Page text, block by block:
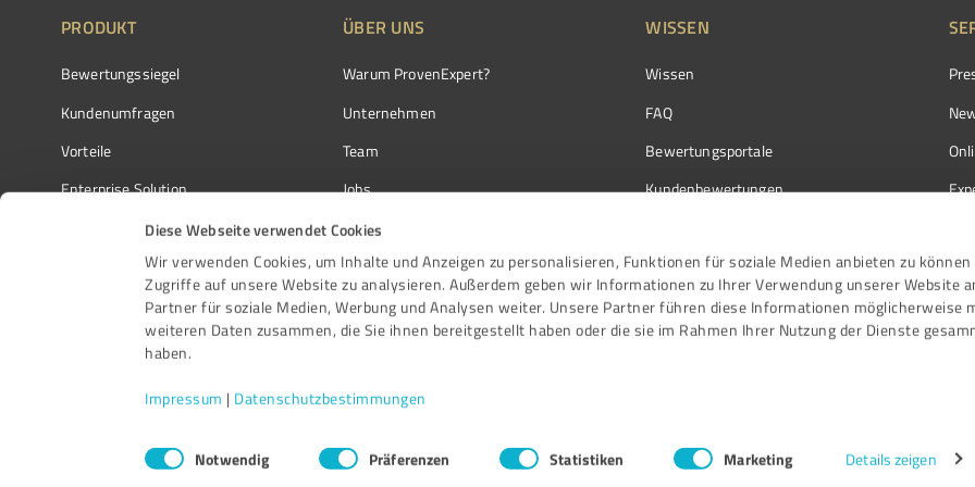
Diese Webseite verwendet Cookies
Wir verwenden Cookies, um Inhalte und Anzeigen zu personalisieren, Funktionen für soziale Medien anbieten zu können
Zugriffe auf unsere Website zu analysieren. Außerdem geben wir Informationen zu Ihrer Verwendung unserer Website
Partner für soziale Medien, Werbung und Analysen weiter. Unsere Partner führen diese Informationen möglicherweise
weiteren Daten zusammen, die Sie ihnen bereitgestellt haben oder die sie im Rahmen Ihrer Nutzung der Dienste
haben.
Impressum | Datenschutzbestimmungen
Einwilligungsauswahl
Notwendig Präferenzen Statistiken Marketing Details zeigen
PRODUKT
Bewertungssiegel
Kundenumfragen
Vorteile
Enterprise Solution
Partnerprogramm
Auszeichnungen
ÜBER UNS
Warum ProvenExpert?
Unternehmen
Team
Jobs
Kundenstimmen
Kontakt
WISSEN
Wissen
FAQ
Bewertungsportale
Kundenbewertungen
Bewertungs­richtlinien
Events